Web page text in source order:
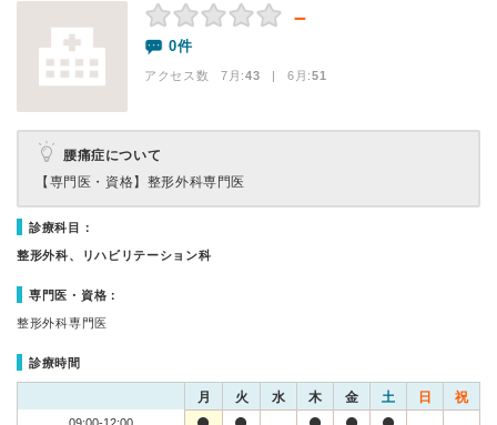
－
0件
アクセス数 7月:43 | 6月:51
腰痛症について
【専門医・資格】 整形外科専門医
診療科目：
整形外科、リハビリテーション科
専門医・資格：
整形外科専門医
診療時間
月 火 水 木 金 土 日 祝